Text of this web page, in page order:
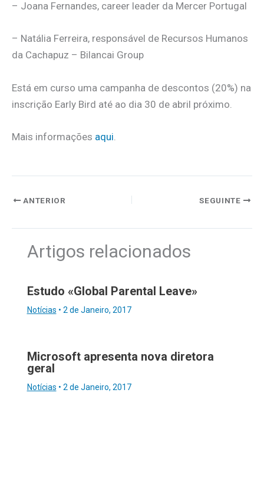
– Joana Fernandes, career leader da Mercer Portugal
– Natália Ferreira, responsável de Recursos Humanos
da Cachapuz – Bilancai Group
Está em curso uma campanha de descontos (20%) na
inscrição Early Bird até ao dia 30 de abril próximo.
Mais informações aqui
ANTERIOR SEGUINTE
Artigos relacionados
Estudo «Global Parental Leave»
Notícias • 2 de Janeiro, 2017
Microsoft apresenta nova diretora
geral
Notícias • 2 de Janeiro, 2017